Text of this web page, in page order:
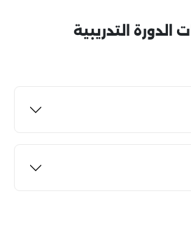
الدورة التدريبية